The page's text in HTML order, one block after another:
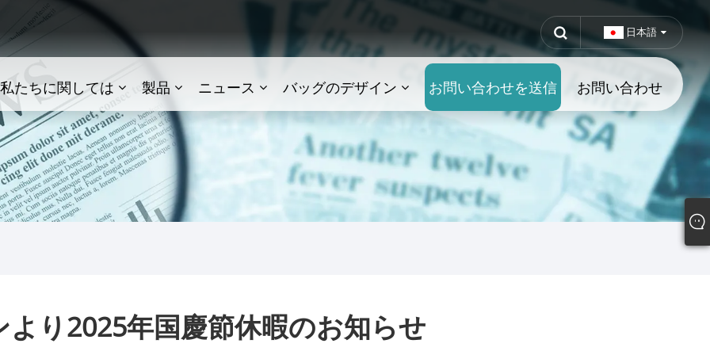
日本語
私たちに関しては 製品 ニュース バッグのデザイン お問い合わせを送信 お問い合わせ
より2025年国慶節休暇のお知らせ